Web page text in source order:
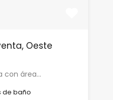
Oeste
con área…
de baño